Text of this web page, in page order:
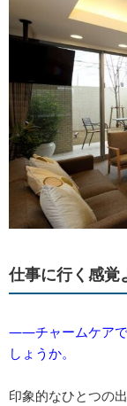
仕事に行く感覚
――チャームケアで
しょうか。
印象的なひとつの